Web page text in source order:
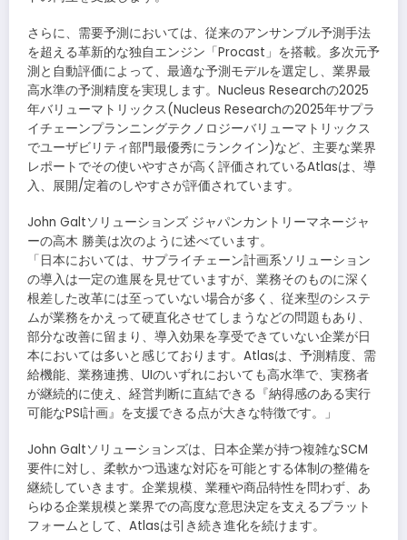
さらに、需要予測においては、従来のアンサンブル予測手法
を超える革新的な独自エンジン「Procast」を搭載。多次元予
測と自動評価によって、最適な予測モデルを選定し、業界最
高水準の予測精度を実現します。Nucleus Researchの2025
年バリューマトリックス(Nucleus Researchの2025年サプラ
イチェーンプランニングテクノロジーバリューマトリックス
でユーザビリティ部門最優秀にランクイン)など、主要な業界
レポートでその使いやすさが高く評価されているAtlasは、導
入、展開/定着のしやすさが評価されています。
John Galtソリューションズ ジャパンカントリーマネージャ
ーの高木 勝美は次のように述べています。
「日本においては、サプライチェーン計画系ソリューション
の導入は一定の進展を見せていますが、業務そのものに深く
根差した改革には至っていない場合が多く、従来型のシステ
ムが業務をかえって硬直化させてしまうなどの問題もあり、
部分な改善に留まり、導入効果を享受できていない企業が日
本においては多いと感じております。Atlasは、予測精度、需
給機能、業務連携、UIのいずれにおいても高水準で、実務者
が継続的に使え、経営判断に直結できる『納得感のある実行
可能なPSI計画』を支援できる点が大きな特徴です。」
John Galtソリューションズは、日本企業が持つ複雑なSCM
要件に対し、柔軟かつ迅速な対応を可能とする体制の整備を
継続していきます。企業規模、業種や商品特性を問わず、あ
らゆる企業規模と業界での高度な意思決定を支えるプラット
フォームとして、Atlasは引き続き進化を続けます。